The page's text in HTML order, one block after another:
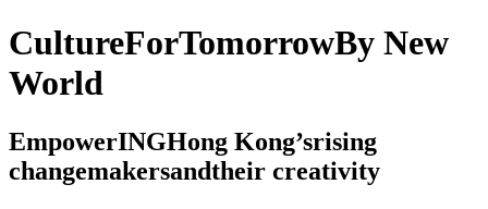
CultureForTomorrowBy New
World
EmpowerINGHong Kong’srising
changemakersandtheir creativity